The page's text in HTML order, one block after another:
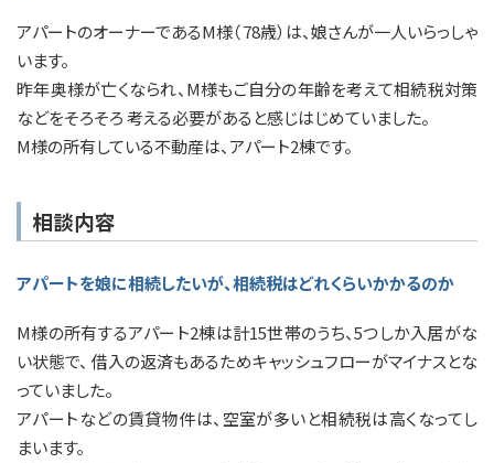
アパートのオーナーであるM様（78歳）は、娘さんが一人いらっしゃ
います。
昨年奥様が亡くなられ、M様もご自分の年齢を考えて相続税対策
などをそろそろ 考える必要があると感じはじめていました。
M様の所有している不動産は、アパート2棟です。
相談内容
アパートを娘に相続したいが、相続税はどれくらいかかるのか
M様の所有するアパート2棟は計15世帯のうち、5つしか入居がな
い状態で、 借入の返済もあるためキャッシュフローがマイナスとな
っていました。
アパートなどの賃貸物件は、空室が多いと相続税は高くなってし
まいます。